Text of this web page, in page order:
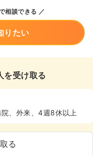
相談できる
りたい
を受け取る
、外来、4週8休以上
る